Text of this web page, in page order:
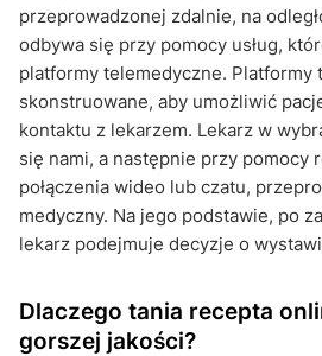
przeprowadzonej zdalnie, na
odbywa się przy pomocy usług,
platformy telemedyczne. Platformy
skonstruowane, aby umożliwić
kontaktu z lekarzem. Lekarz w
się nami, a następnie przy pomocy
połączenia wideo lub czatu,
medyczny. Na jego podstawie, po
lekarz podejmuje decyzje o
Dlaczego tania recepta
gorszej jakości?